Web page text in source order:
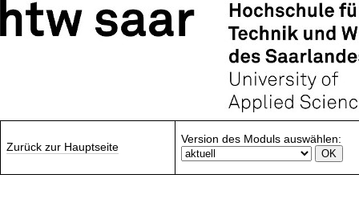
Zurück zur Hauptseite
Version des Moduls auswählen: